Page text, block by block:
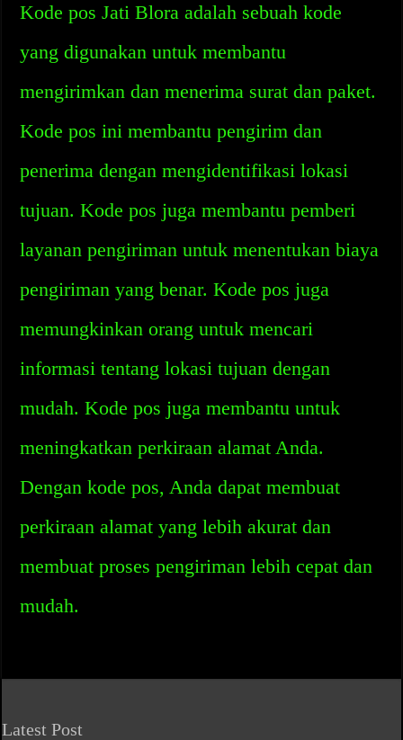
Kode pos Jati Blora adalah sebuah kode
yang digunakan untuk membantu
mengirimkan dan menerima surat dan paket.
Kode pos ini membantu pengirim dan
penerima dengan mengidentifikasi lokasi
tujuan. Kode pos juga membantu pemberi
layanan pengiriman untuk menentukan biaya
pengiriman yang benar. Kode pos juga
memungkinkan orang untuk mencari
informasi tentang lokasi tujuan dengan
mudah. Kode pos juga membantu untuk
meningkatkan perkiraan alamat Anda.
Dengan kode pos, Anda dapat membuat
perkiraan alamat yang lebih akurat dan
membuat proses pengiriman lebih cepat dan
mudah.
Latest Post